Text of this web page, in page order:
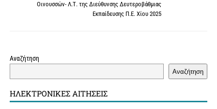
t
Οινουσσών- Λ.Τ. της Διεύθυνσης Δευτεροβάθμιας
Εκπαίδευσης Π.Ε. Χίου 2025
Αναζήτηση
Αναζήτηση
ΗΛΕΚΤΡΟΝΙΚΈΣ ΑΙΤΉΣΕΙΣ